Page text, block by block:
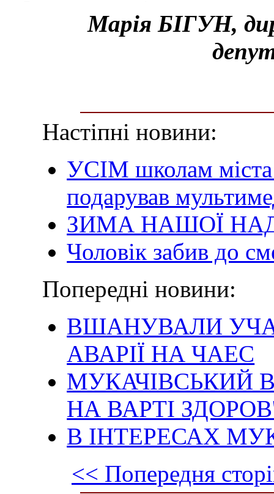
Марія БІГУН,
Настіпні новини:
УСІМ школам міста
подарував
ЗИМА НАШОЇ
Чоловік забив до
Попередні новини:
ВШАНУВАЛИ
АВАРІЇ НА ЧАЕС
МУКАЧІВСЬКИЙ
НА ВАРТІ
В ІНТЕРЕСАХ
<< Попередня